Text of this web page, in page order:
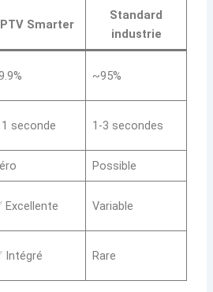
Smarter
Standard
industrie
~95%
1 seconde 1-3 secondes
Possible
Excellente Variable
Intégré Rare